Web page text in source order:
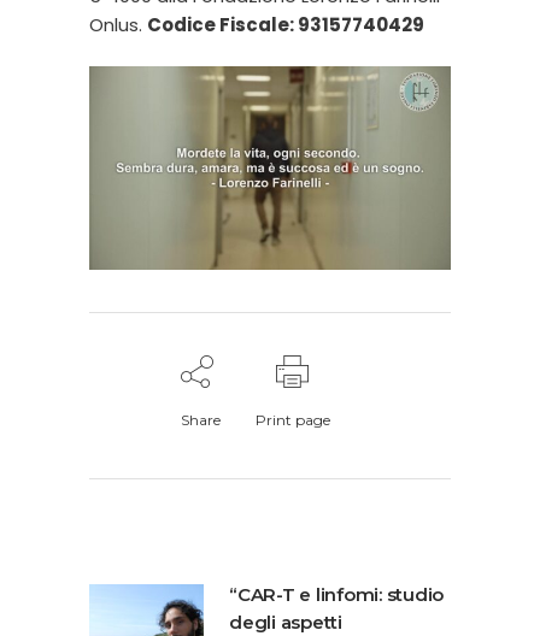
Onlus. Codice Fiscale: 93157740429
Share Print page
“CAR-T e linfomi: studio
degli aspetti